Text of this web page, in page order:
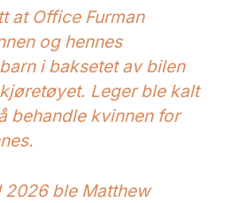
at Office Furman
og hennes
i baksetet av bilen
Leger ble kalt
behandle kvinnen for
2026 ble Matthew